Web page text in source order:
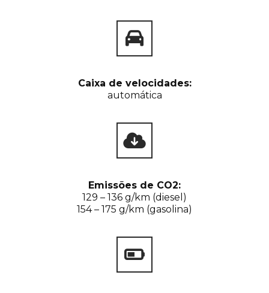
Caixa de velocidades:
automática
Emissões de CO2:
129 – 136 g/km (diesel)
154 – 175 g/km (gasolina)